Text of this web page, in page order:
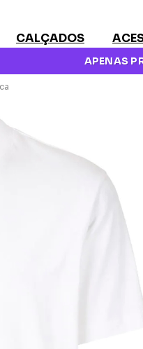
CALÇADOS
APENAS